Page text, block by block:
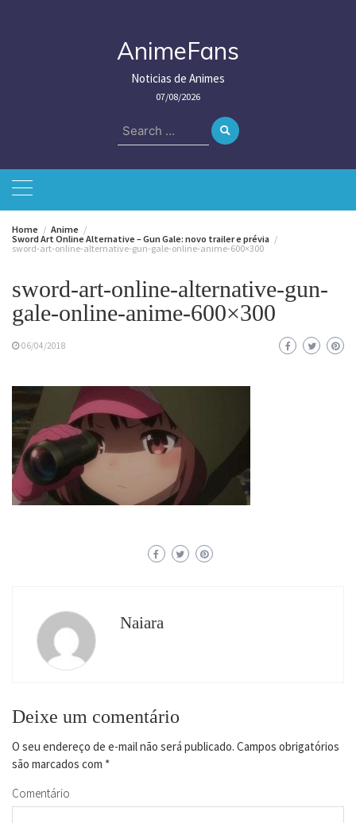
AnimeFans
Noticias de Animes
07/08/2026
Search
for:
Home
Anime
Sword Art Online Alternative – Gun Gale: novo trailer e prévia
sword-art-online-alternative-gun-gale-online-anime-600×300
sword-art-online-alternative-gun-
gale-online-anime-600×300
06/04/2018
Naiara
Deixe um comentário
O seu endereço de e-mail não será publicado. Campos obrigatórios
são marcados com *
Comentário